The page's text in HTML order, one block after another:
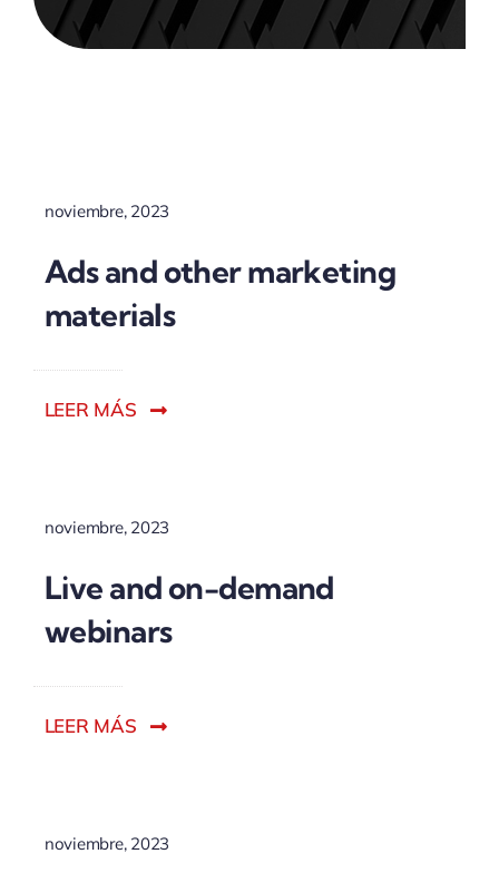
noviembre, 2023
Ads and other marketing
materials
LEER MÁS
noviembre, 2023
Live and on-demand
webinars
LEER MÁS
noviembre, 2023